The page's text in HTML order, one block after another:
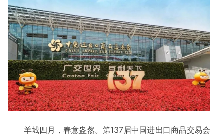
羊城四月，春意盎然。第137届中国进出口商品交易会